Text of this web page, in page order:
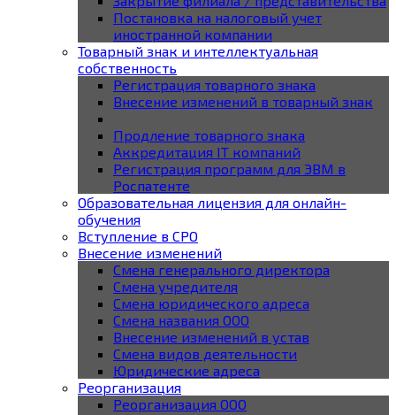
Постановка на налоговый учет
иностранной компании
Товарный знак и интеллектуальная
собственность
Регистрация товарного знака
Внесение изменений в товарный знак
Продление товарного знака
Аккредитация IT компаний
Регистрация программ для ЭВМ в
Роспатенте
Образовательная лицензия для онлайн-
обучения
Вступление в СРО
Внесение изменений
Смена генерального директора
Смена учредителя
Смена юридического адреса
Смена названия ООО
Внесение изменений в устав
Смена видов деятельности
Юридические адреса
Реорганизация
Реорганизация ООО